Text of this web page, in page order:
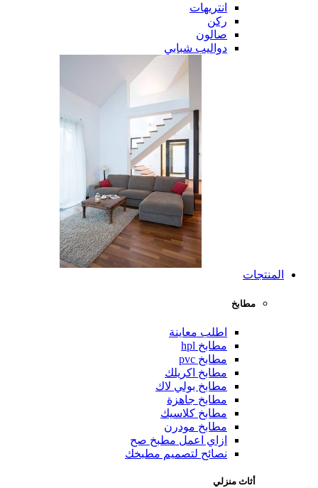
انتريهات
ركن
صالون
دواليب شبابي
المنتجات
مطابخ
اطلب معاينة
مطابخ hpl
مطابخ pvc
مطابخ اكريلك
مطابخ بولي لاك
مطابخ جاهزة
مطابخ كلاسيك
مطابخ مودرن
ازاي اعمل مطبخ صح
نصائح لتصميم مطبخك
أثاث منزلي